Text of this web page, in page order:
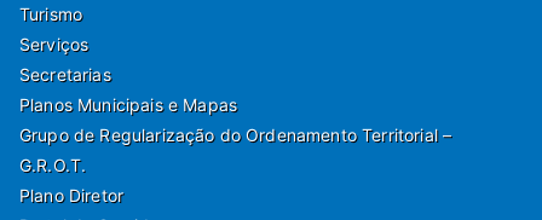
Turismo
Serviços
Secretarias
Planos Municipais e Mapas
Grupo de Regularização do Ordenamento Territorial –
G.R.O.T.
Plano Diretor